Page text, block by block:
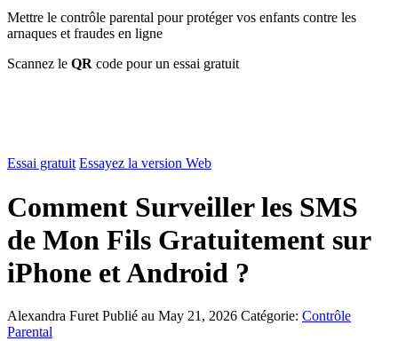
Mettre le contrôle parental pour protéger vos enfants contre les
arnaques et fraudes en ligne
Scannez le QR code pour un essai gratuit
Essai gratuit Essayez la version Web
Comment Surveiller les SMS
de Mon Fils Gratuitement sur
iPhone et Android ?
Alexandra Furet Publié au May 21, 2026 Catégorie: Contrôle
Parental